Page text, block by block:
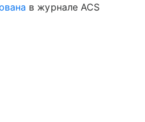
в журнале ACS